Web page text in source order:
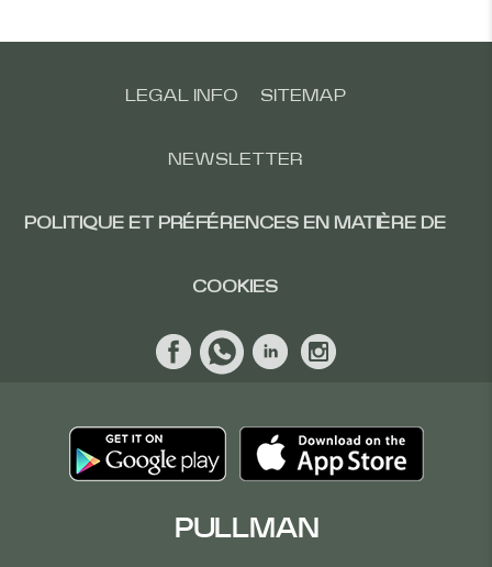
LEGAL INFO SITEMAP
NEWSLETTER
POLITIQUE ET PRÉFÉRENCES EN MATIÈRE DE
COOKIES
PULLMAN